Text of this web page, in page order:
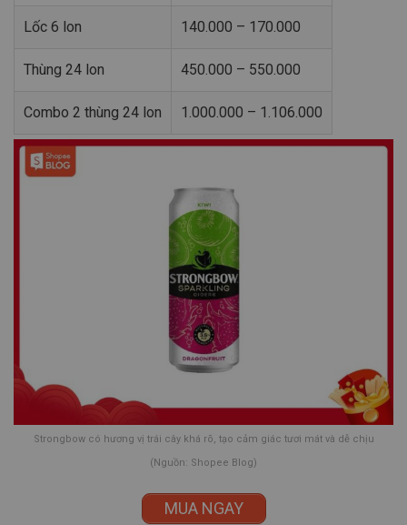
Lốc 6 lon 140.000 – 170.000
Thùng 24 lon 450.000 – 550.000
Combo 2 thùng 24 lon 1.000.000 – 1.106.000
Strongbow có hương vị trái cây khá rõ, tạo cảm giác tươi mát và dễ chịu
(Nguồn: Shopee Blog)
MUA NGAY